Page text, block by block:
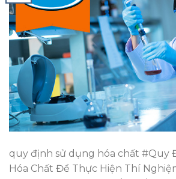
quy định sử dụng hóa chất #Quy
Hóa Chất Để Thực Hiện Thí